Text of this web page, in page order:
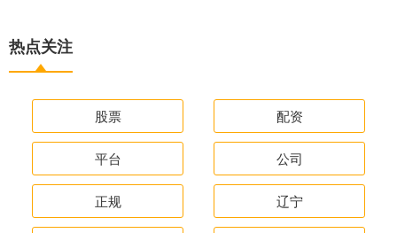
热点关注
股票 配资
平台 公司
正规 辽宁